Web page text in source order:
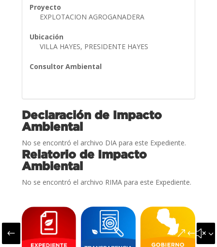
Proyecto
EXPLOTACION AGROGANADERA
Ubicación
VILLA HAYES, PRESIDENTE HAYES
Consultor Ambiental
Declaración de Impacto
Ambiental
No se encontró el archivo DIA para este Expediente.
Relatorio de Impacto
Ambiental
No se encontró el archivo RIMA para este Expediente.
#